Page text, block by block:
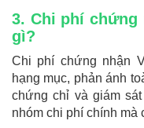
3. Chi phí chứng
gì?
Chi phí chứng nhận
hạng mục, phản ánh
chứng chỉ và giám
nhóm chi phí chính